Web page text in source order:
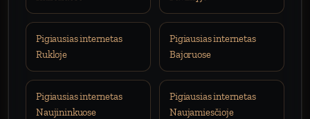
Pigiausias internetas
Rukloje
Pigiausias internetas
Bajoruose
Pigiausias internetas
Naujininkuose
Pigiausias internetas
Naujamiesčioje